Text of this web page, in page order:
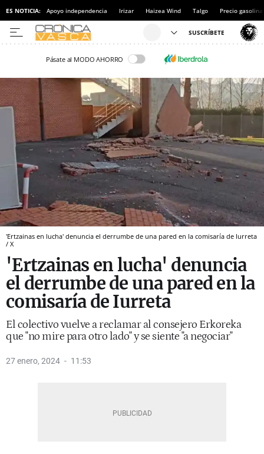
ES NOTICIA: Apoyo independencia Irizar Haizea Wind Talgo Precio gasolina
Pásate al MODO AHORRO
'Ertzainas en lucha' denuncia el derrumbe de una pared en la comisaría de Iurreta
/ X
'Ertzainas en lucha' denuncia
el derrumbe de una pared en la
comisaría de Iurreta
El colectivo vuelve a reclamar al consejero Erkoreka
que "no mire para otro lado" y se siente "a negociar"
27 enero, 2024 11:53